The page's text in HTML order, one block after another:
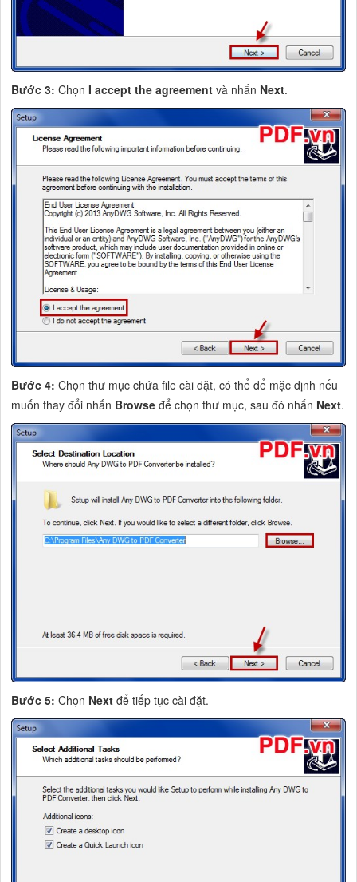
Bước 3:ChọnI accept the agreement và nhấn Next.
Bước 4: Chọn thư mục chứa file cài đặt, có thể để mặc định nếu
muốn thay đổi nhấn Browse để chọn thư mục, sau đó nhấn Next.
Bước 5:Chọn Nextđể tiếp tục cài đặt.